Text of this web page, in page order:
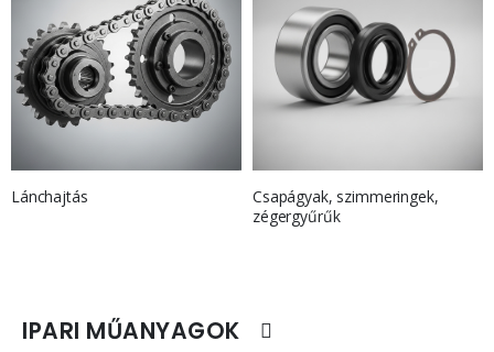
Lánchajtás
Csapágyak, szimmeringek,
zégergyűrűk
IPARI MŰANYAGOK